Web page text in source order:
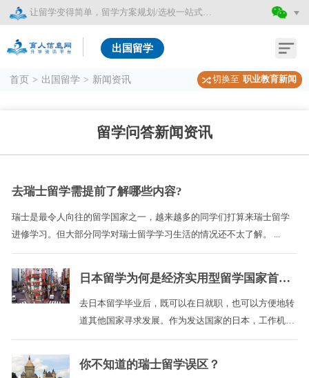
让留学变得简单，留学方案规划/选校一站式服务
出国留学
首页 > 出国留学 > 新闻资讯 切换至 职业教育新闻
留学问答新闻资讯
去瑞士留学需提前了解哪些内容?
瑞士是最令人向往的留学国家之一，越来越多的同学们打算来瑞士留学
进修学习。但大部分同学对瑞士留学学习生活的情况还不太了解。 ...
日本留学为何是经济实用型留学国家首选？
去日本留学毕业后，既可以在日就职，也可以方便地转
道其他国家寻求发展。作为发达国家的日本，工作机
会、打工的种类也很多。在日本留学后，无论回国还是
也比较宽松。 ...
你不知道的瑞士留学误区？